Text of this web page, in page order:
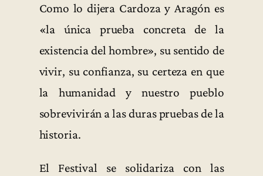
Como lo dijera Cardoza y Aragón es
«la única prueba concreta de la
existencia del hombre», su sentido de
vivir, su confianza, su certeza en que
la humanidad y nuestro pueblo
sobrevivirán a las duras pruebas de la
historia.
El Festival se solidariza con las